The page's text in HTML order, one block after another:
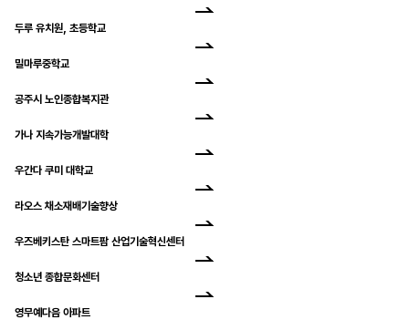
두루 유치원, 초등학교
밀마루중학교
공주시 노인종합복지관
가나 지속가능개발대학
우간다 쿠미 대학교
라오스 채소재배기술향상
우즈베키스탄 스마트팜 산업기술혁신센터
청소년 종합문화센터
영무예다음 아파트